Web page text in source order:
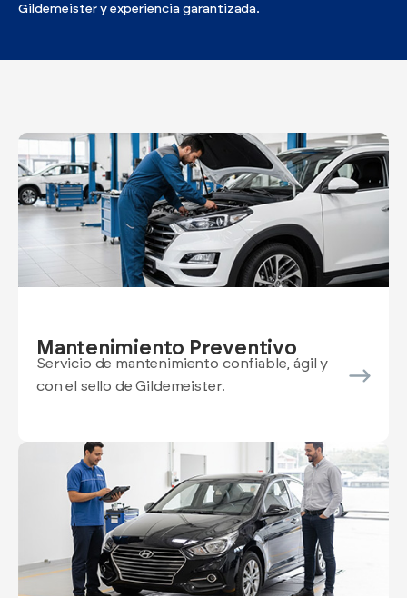
Promociones
Gildemeister y experiencia garantizada.
Mantenimiento Preventivo
Servicio de mantenimiento confiable, ágil y
con el sello de Gildemeister.